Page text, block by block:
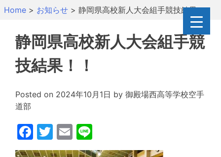
SkipHome > お知らせ > 静岡県高校新人大会組手競技結果！！
静岡県高校新人大会組手競
技結果！！
Posted on 2024年10月1日 by 御殿場西高等学校空手
道部
Facebook
Twitter
Email